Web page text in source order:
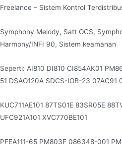
Freelance – Sistem Kontrol
Symphony Melody, Satt OCS,
Harmony/INFI 90, Sistem keamanan
Seperti: AI810 DI810 CI854AK01
51 DSAO120A SDCS-IOB-23 07AC91
KUC711AE101 87TS01E 83SR05E
UFC921A101 XVC770BE101
PFEA111-65 PM803F 086348-001